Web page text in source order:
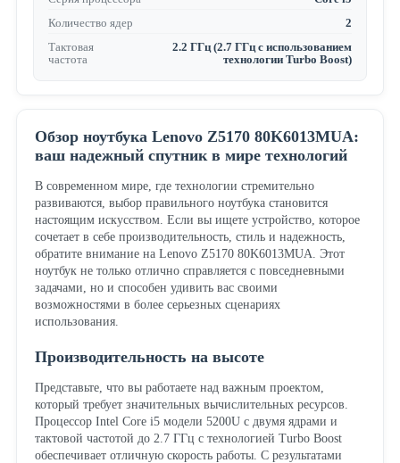
Количество ядер
2
Тактовая
частота
2.2 ГГц (2.7 ГГц с использованием
технологии Turbo Boost)
Обзор ноутбука Lenovo Z5170 80K6013MUA:
ваш надежный спутник в мире технологий
В современном мире, где технологии стремительно
развиваются, выбор правильного ноутбука становится
настоящим искусством. Если вы ищете устройство, которое
сочетает в себе производительность, стиль и надежность,
обратите внимание на Lenovo Z5170 80K6013MUA. Этот
ноутбук не только отлично справляется с повседневными
задачами, но и способен удивить вас своими
возможностями в более серьезных сценариях
использования.
Производительность на высоте
Представьте, что вы работаете над важным проектом,
который требует значительных вычислительных ресурсов.
Процессор Intel Core i5 модели 5200U с двумя ядрами и
тактовой частотой до 2.7 ГГц с технологией Turbo Boost
обеспечивает отличную скорость работы. С результатами